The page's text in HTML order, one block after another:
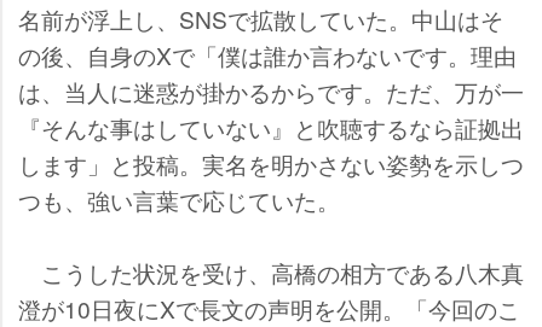
名前が浮上し、SNSで拡散していた。中山はそ
の後、自身のXで「僕は誰か言わないです。理由
は、当人に迷惑が掛かるからです。ただ、万が一
『そんな事はしていない』と吹聴するなら証拠出
します」と投稿。実名を明かさない姿勢を示しつ
つも、強い言葉で応じていた。
こうした状況を受け、高橋の相方である八木真
澄が10日夜にXで長文の声明を公開。「今回のこ